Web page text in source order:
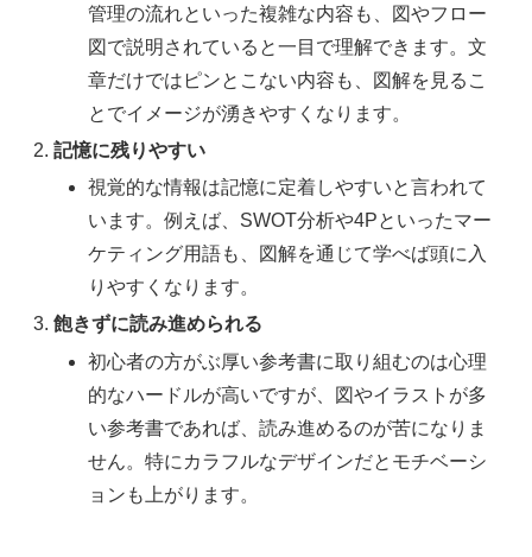
管理の流れといった複雑な内容も、図やフロー
図で説明されていると一目で理解できます。文
章だけではピンとこない内容も、図解を見るこ
とでイメージが湧きやすくなります。
記憶に残りやすい
視覚的な情報は記憶に定着しやすいと言われて
います。例えば、SWOT分析や4Pといったマー
ケティング用語も、図解を通じて学べば頭に入
りやすくなります。
飽きずに読み進められる
初心者の方がぶ厚い参考書に取り組むのは心理
的なハードルが高いですが、図やイラストが多
い参考書であれば、読み進めるのが苦になりま
せん。特にカラフルなデザインだとモチベーシ
ョンも上がります。